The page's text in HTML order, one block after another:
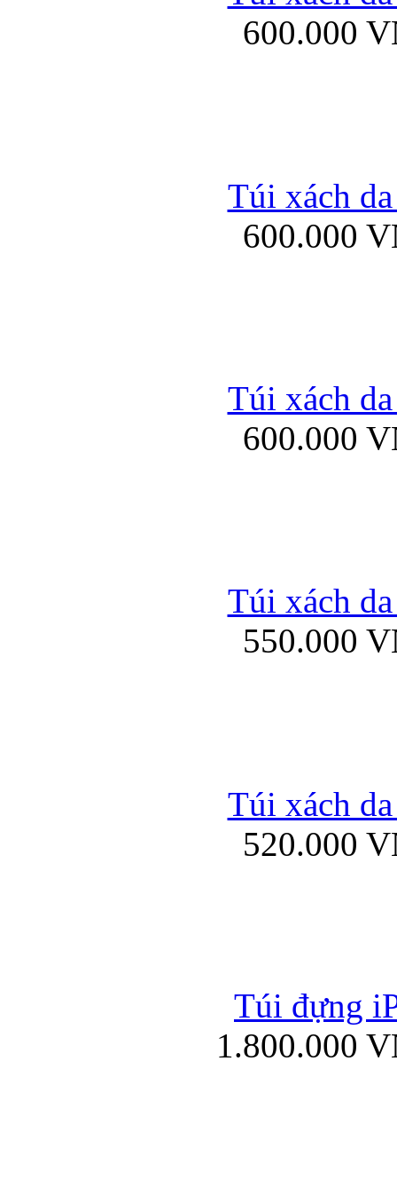
Bao da iPhone 5
Bao da iPad
Túi xách da
600.000
Túi xách
600.000
Túi xách
600.000
Túi xách
550.000
Túi xách
520.000
Túi đựng
1.800.000